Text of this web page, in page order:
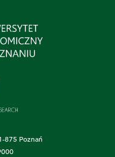
875 Poznań